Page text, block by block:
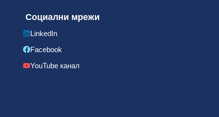
Социални мрежи
LinkedIn
Facebook
YouTube канал